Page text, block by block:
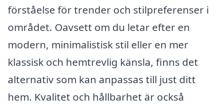
förståelse för trender och stilpreferenser i
området. Oavsett om du letar efter en
modern, minimalistisk stil eller en mer
klassisk och hemtrevlig känsla, finns det
alternativ som kan anpassas till just ditt
hem. Kvalitet och hållbarhet är också